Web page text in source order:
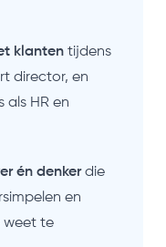
klanten tijdens
director, en
als HR en
én denkerdie
en
weet te